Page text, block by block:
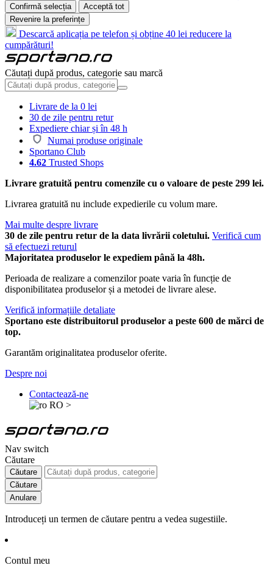
Confirmă selecția
Acceptă tot
Revenire la preferințe
Descarcă aplicația pe telefon și obține 40 lei reducere la
cumpărături!
Căutați după produs, categorie sau marcă
Livrare de la 0 lei
30 de zile pentru retur
Expediere chiar și în 48 h
Numai produse originale
Sportano Club
4.62 Trusted Shops
Livrare gratuită pentru comenzile cu o valoare de peste 299 lei.
Livrarea gratuită nu include expedierile cu volum mare.
Mai multe despre livrare
30 de zile pentru retur de la data livrării coletului. Verifică cum
să efectuezi returul
Majoritatea produselor le expediem până la 48h.
Perioada de realizare a comenzilor poate varia în funcție de
disponibilitatea produselor și a metodei de livrare alese.
Verifică informațiile detaliate
Sportano este distribuitorul produselor a peste 600 de mărci de
top.
Garantăm originalitatea produselor oferite.
Despre noi
Contactează-ne
RO >
Nav switch
Căutare
Căutare
Căutare
Anulare
Introduceți un termen de căutare pentru a vedea sugestiile.
Contul meu